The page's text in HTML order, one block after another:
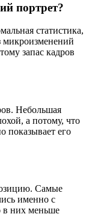
портрет?
статистика,
микроизменений
запас кадров
Небольшая
а потому, что
показывает его
Самые
именно с
в них меньше